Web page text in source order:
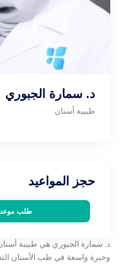
د. سمارة الجبوري
طبيبة أسنان
حجز المواعيد
طلب موعد
د. سمارة الجبوري هي طبيبة أسنان
وخبرة واسعة في طب الأسنان